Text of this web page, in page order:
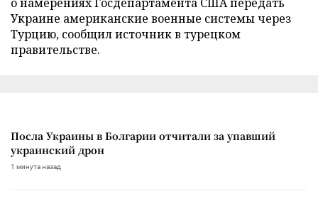
Украине американские военные системы через
Турцию, сообщил источник в турецком
правительстве.
Посла Украины в Болгарии отчитали за упавший
украинский дрон
1 минута назад